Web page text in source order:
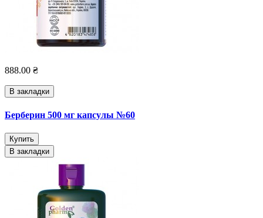
888.00 ₴
В закладки
Берберин 500 мг капсулы №60
Купить
В закладки